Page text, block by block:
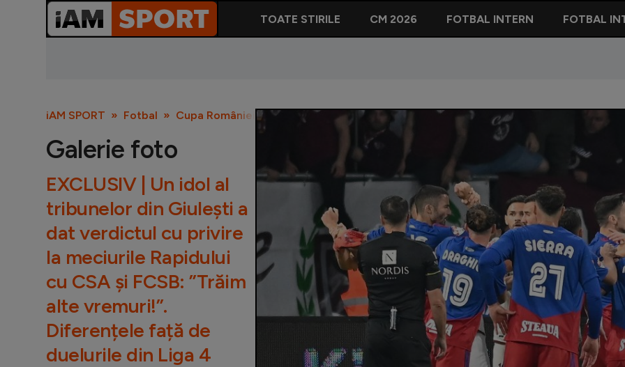
TOATE STIRILE CM 2026 FOTBAL INTERN FOTBAL
iAM SPORT Fotbal Cupa României EXCLUSIV | Un idol al tribunelor din Giulești a dat verdictul cu privire
Galerie foto
EXCLUSIV | Un idol al
tribunelor din Giulești a
dat verdictul cu privire
la meciurile Rapidului
cu CSA și FCSB: ”Trăim
alte vremuri!”.
Diferențele față de
duelurile din Liga 4